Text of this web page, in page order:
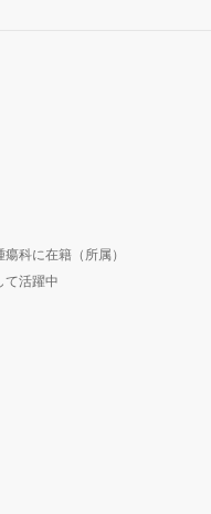
科に在籍（所属）
て活躍中